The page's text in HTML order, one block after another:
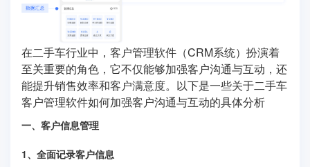
在二手车行业中，客户管理软件（CRM系统）扮演着
至关重要的角色，它不仅能够加强客户沟通与互动，还
能提升销售效率和客户满意度。以下是一些关于二手车
客户管理软件如何加强客户沟通与互动的具体分析
一、客户信息管理
1、全面记录客户信息